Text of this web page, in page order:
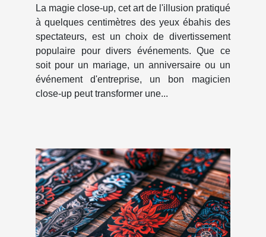
La magie close-up, cet art de l'illusion pratiqué
à quelques centimètres des yeux ébahis des
spectateurs, est un choix de divertissement
populaire pour divers événements. Que ce
soit pour un mariage, un anniversaire ou un
événement d'entreprise, un bon magicien
close-up peut transformer une...